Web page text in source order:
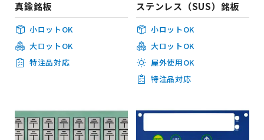
真鍮銘板
小ロットOK
大ロットOK
特注品対応
ステンレス（SUS）銘板
小ロットOK
大ロットOK
屋外使用OK
特注品対応